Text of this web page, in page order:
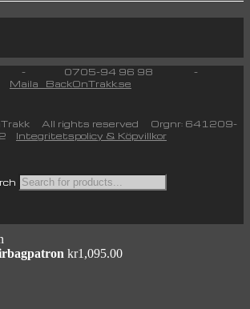
- 0705-94 96 98 -
Maila BackOnTrakk.se
All rights reserved Orgnr: 641209-
Integritetspolicy & Köpvillkor
kr1,095.00